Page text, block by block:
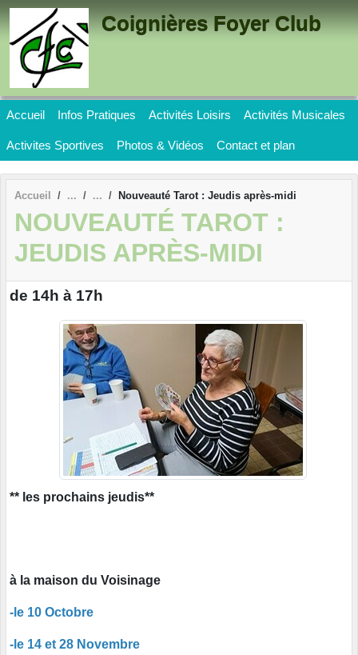
Coignières Foyer Club
Accueil Infos Pratiques Activités Loisirs Activités Musicales
Activites Sportives Photos & Vidéos Contact et plan
Accueil Nouveauté Tarot : Jeudis après-midi
NOUVEAUTÉ TAROT :
JEUDIS APRÈS-MIDI
de 14h à 17h
** les prochains jeudis**
à la maison du Voisinage
-le 10 Octobre
-le 14 et 28 Novembre
Panneau de gestion des cookies